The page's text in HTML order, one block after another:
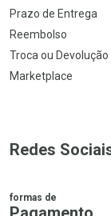
Prazo de Entrega
Reembolso
Troca ou Devolução
Marketplace
Redes
formas de